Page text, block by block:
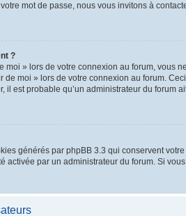
mot de passe, nous vous invitons à
?
» lors de votre connexion au forum, vous
moi » lors de votre connexion au forum.
il est probable qu’un administrateur du forum
générés par phpBB 3.3 qui conservent
activée par un administrateur du forum. Si